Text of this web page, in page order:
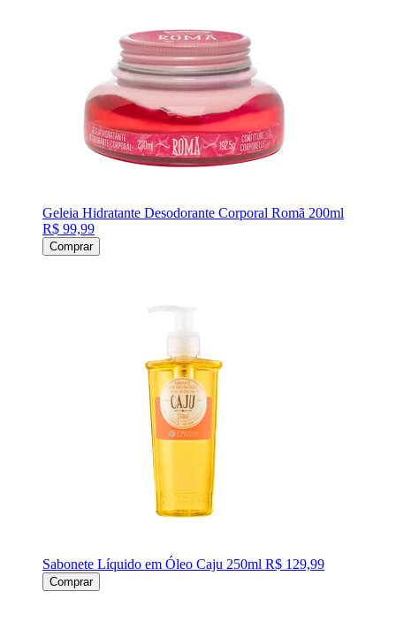
Geleia Hidratante Desodorante Corporal Romã 200ml
R$ 99,99
Comprar
Sabonete Líquido em Óleo Caju 250ml R$ 129,99
Comprar